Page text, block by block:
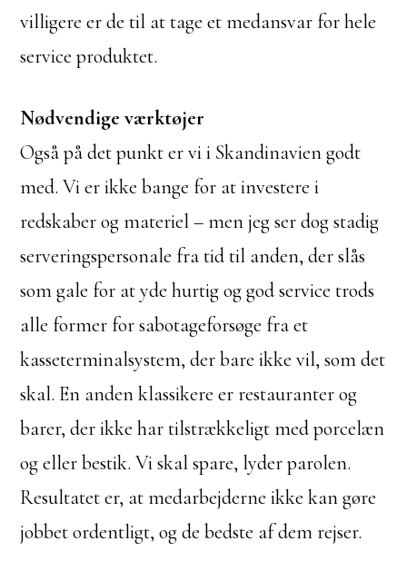
villigere er de til at tage et medansvar for hele
service produktet.
Nødvendige værktøjer
Også på det punkt er vi i Skandinavien godt
med. Vi er ikke bange for at investere i
redskaber og materiel – men jeg ser dog stadig
serveringspersonale fra tid til anden, der slås
som gale for at yde hurtig og god service trods
alle former for sabotageforsøge fra et
kasseterminalsystem, der bare ikke vil, som det
skal. En anden klassikere er restauranter og
barer, der ikke har tilstrækkeligt med porcelæn
og eller bestik. Vi skal spare, lyder parolen.
Resultatet er, at medarbejderne ikke kan gøre
jobbet ordentligt, og de bedste af dem rejser.